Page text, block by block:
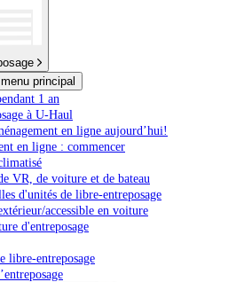
principal
1 an
à U-Haul
en ligne aujourd’hui!
en ligne : commencer
VR, de voiture et de bateau
d'unités de libre-entreposage
accessible en voiture
d'entreposage
libre-entreposage